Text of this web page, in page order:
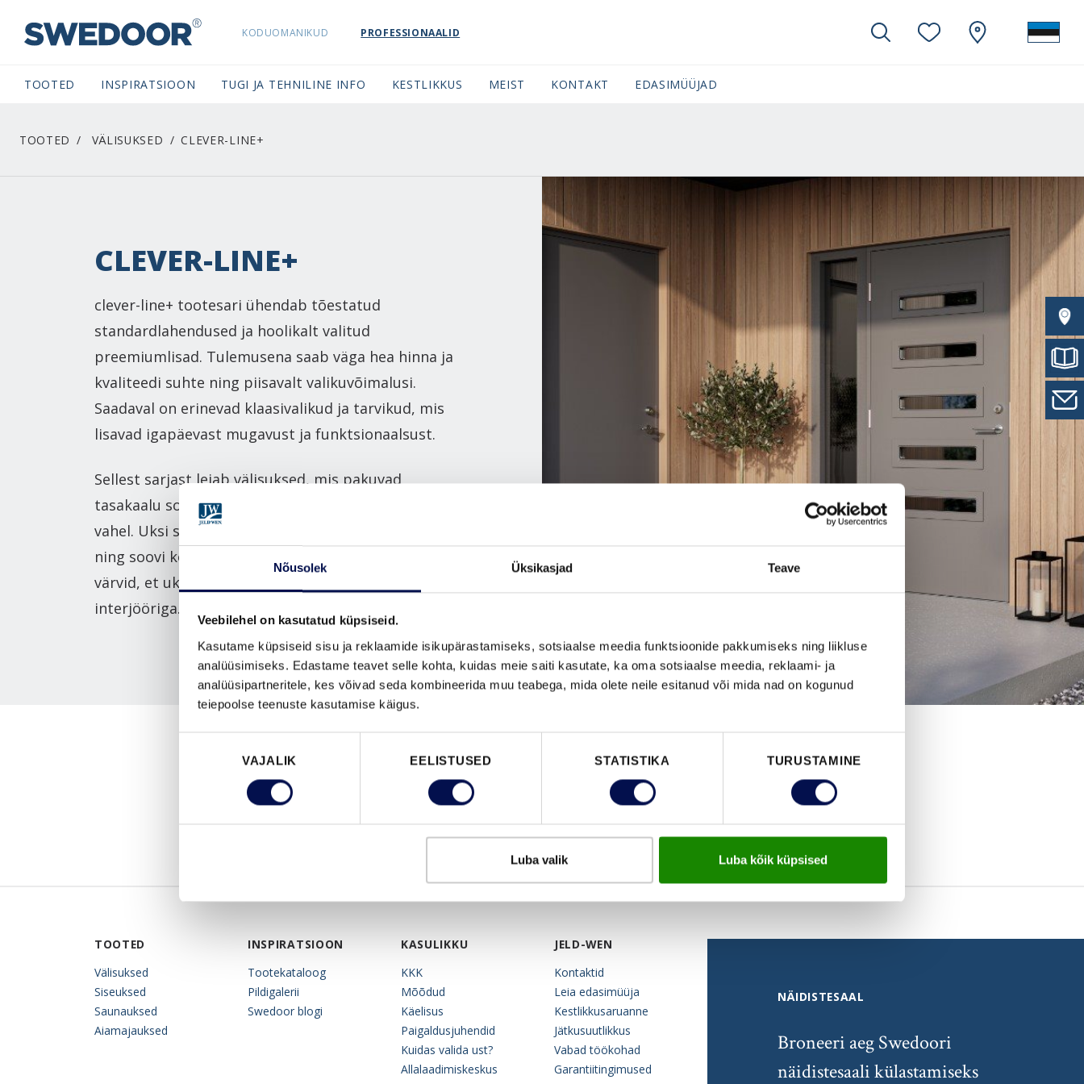
Nõusolek Üksikasjad Teave
Veebilehel on kasutatud küpsiseid.
Kasutame küpsiseid sisu ja reklaamide isikupärastamiseks, sotsiaalse meedia funktsioonide pakkumiseks ning liikluse
analüüsimiseks. Edastame teavet selle kohta, kuidas meie saiti kasutate, ka oma sotsiaalse meedia, reklaami- ja
analüüsipartneritele, kes võivad seda kombineerida muu teabega, mida olete neile esitanud või mida nad on kogunud
teiepoolse teenuste kasutamise käigus.
VAJALIK EELISTUSED STATISTIKA TURUSTAMINE
Luba valik Luba kõik küpsised
SWEDOORESTONIA NAVIGATION
KODUOMANIKUD PROFESSIONAALID
TOOTED INSPIRATSIOON TUGI JA TEHNILINE INFO KESTLIKKUS MEIST KONTAKT EDASIMÜÜJAD
TOOTED VÄLISUKSED CLEVER-LINE+
CLEVER-LINE+
clever-line+ tootesari ühendab tõestatud
standardlahendused ja hoolikalt valitud
preemiumlisad. Tulemusena saab väga hea hinna ja
kvaliteedi suhte ning piisavalt valikuvõimalusi.
Saadaval on erinevad klaasivalikud ja tarvikud, mis
lisavad igapäevast mugavust ja funktsionaalsust.
Sellest sarjast leiab välisuksed, mis pakuvad
tasakaalu soojustuse, stabiilsuse ja taskukohasuse
vahel. Uksi saab tellida kõigis NCS S värvitoonides
ning soovi korral valida sise‑ ja välisküljele erinevad
värvid, et uks sobituks nii fassaadi kui ka
interjööriga.
TOOTED
Välisuksed
Siseuksed
Saunauksed
Aiamajauksed
INSPIRATSIOON
Tootekataloog
Pildigalerii
Swedoor blogi
KASULIKKU
KKK
Mõõdud
Käelisus
Paigaldusjuhendid
Kuidas valida ust?
Allalaadimiskeskus
JELD-WEN
Kontaktid
Leia edasimüüja
Kestlikkusaruanne
Jätkusuutlikkus
Vabad töökohad
Garantiitingimused
NÄIDISTESAAL
Broneeri aeg Swedoori
näidistesaali külastamiseks